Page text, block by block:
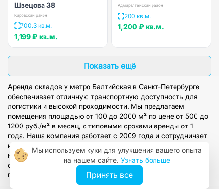
Швецова 38
Кировский район
700.3 кв.м.
1,199 ₽ кв.м.
Адмиралтейский район
200 кв.м.
1,200 ₽ кв.м.
Показать ещё
Аренда складов у метро Балтийская в Санкт-Петербурге
обеспечивает отличную транспортную доступность для
логистики и высокой проходимости. Мы предлагаем
помещения площадью от 100 до 2000 м² по цене от 500 до
1200 руб./м² в месяц, с типовыми сроками аренды от 1
года. Наша компания работает с 2009 года и сотрудничает
напрямую с собственниками, предоставляя полное
юридическое сопровождение сделок. Оставьте заявку на
сайте, и наши специалисты подберут оптимальный вариант
под ваши задачи.
Мы используем куки для улучшения вашего опыта
на нашем сайте. Узнать больше
Принять все